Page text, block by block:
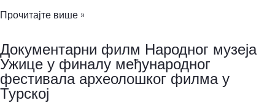
Прочитајте више »
Документарни филм Народног музеја
Ужице у финалу међународног
фестивала археолошког филма у
Турској